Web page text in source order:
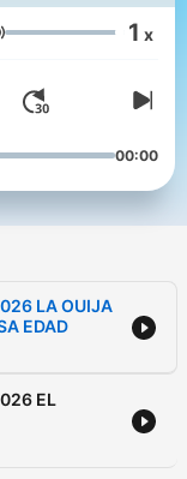
historias-de-
Volume 1 x
00:00
LA OUIJA
EDAD
EL